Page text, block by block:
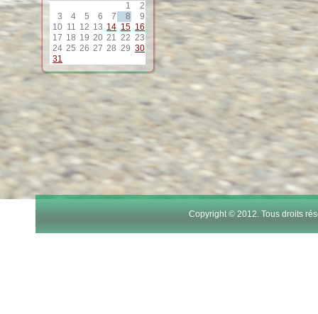
1
2
3
4 5 6 7 8
9
10 11 12 13 14 15 16
17 18 19 20 21 22 23
24 25 26 27 28 29 30
31
12
13
15
17
Copyright © 2012. Tous droits